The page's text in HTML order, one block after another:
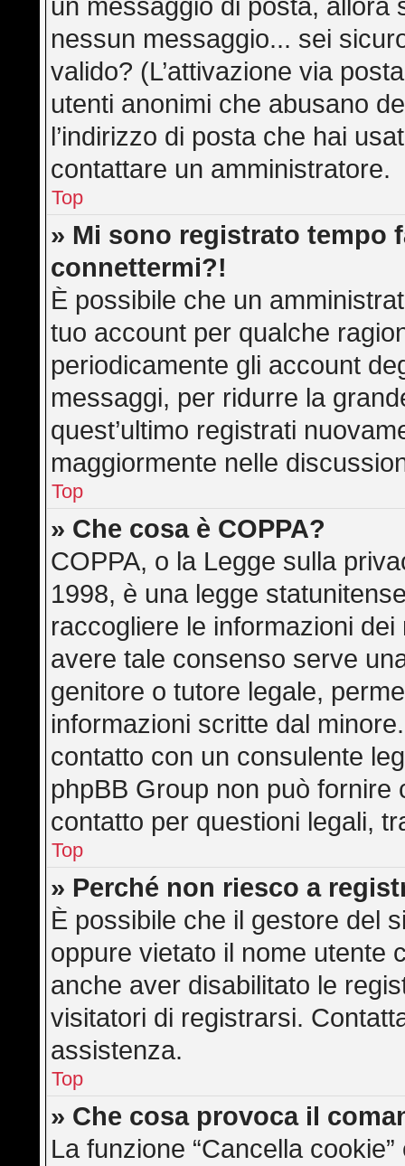
un messaggio di posta, allora
nessun messaggio... sei
valido? (L’attivazione via
utenti anonimi che abusano
l’indirizzo di posta che hai
contattare un amministratore.
Top
» Mi sono registrato tempo
connettermi?!
È possibile che un
tuo account per qualche
periodicamente gli account
messaggi, per ridurre la
quest’ultimo registrati
maggiormente nelle
Top
» Che cosa è COPPA?
COPPA, o la Legge sulla
1998, è una legge
raccogliere le informazioni
avere tale consenso serve
genitore o tutore legale,
informazioni scritte dal
contatto con un consulente
phpBB Group non può fornire
contatto per questioni legali,
Top
» Perché non riesco a
È possibile che il gestore del
oppure vietato il nome utente
anche aver disabilitato le
visitatori di registrarsi.
assistenza.
Top
» Che cosa provoca il
La funzione “Cancella